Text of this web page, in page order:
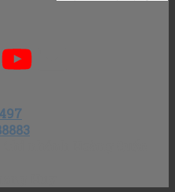
YouTube